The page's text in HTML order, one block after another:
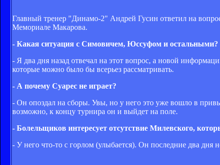
Главный тренер "Динамо-2" Андрей Гусин ответил на
Мемориале Макарова.
- Какая ситуация с Симовичем, Юссуфом и остальными?
- Я два дня назад отвечал на этот вопрос, а новой
которые можно было бы всерьез рассматривать.
- А почему Суарес не играет?
- Он опоздал на сборы. Увы, но у него это уже вошло в
возможно, к концу турнира он и выйдет на поле.
- Болельщиков интересует отсутствие Милевского,
- У него что-то с горлом (улыбается). Он последние два дня